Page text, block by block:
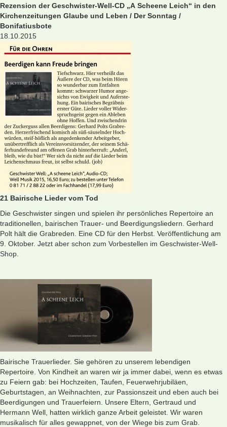
Rezension der Geschwister-Well-CD „A Scheene Leich“ in den
Kirchenzeitungen Glaube und Leben / Der Sonntag /
Bonifatiusbote
18.10.2015
21 Bairische Lieder vom Tod
Die Geschwister singen und spielen ihr persönliches Repertoire an
traditionellen, bairischen Trauer- und Beerdigungsliedern. Gerhard
Polt hält die Grabreden. Eine CD für den Herbst. Veröffentlichung am
9. Oktober. Jetzt aber schon zum Vorbestellen im Geschwister-Well-
Shop.
Bairische Trauerlieder. Sie gehören zu unserem lebendigen
Repertoire. Von Kindheit an waren wir ja immer dabei, wenn es etwas
zu Feiern gab: bei Hochzeiten, Taufen, Feuerwehrjubiläen,
Geburtstagen, an Weihnachten, zur Passionszeit und eben auch bei
Beerdigungen und Trauerfeiern. Unsere Eltern, Gertraud und
Hermann Well, hatten wirklich ganze Arbeit geleistet. Wir waren
musikalisch für alles gewappnet, von der Wiege bis zum Grab.